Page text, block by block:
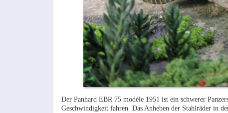
Der Panhard EBR 75 modèle 1951 ist ein schwerer
Geschwindigkeit fahren. Das Anheben der Stahlräder in